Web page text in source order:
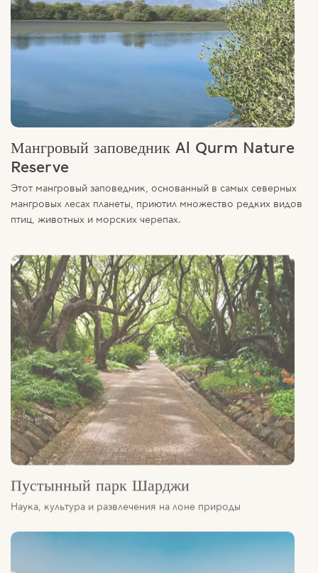
Мангровый заповедник Al Qurm Nature
Reserve
Этот мангровый заповедник, основанный в самых северных
птиц, животных и морских черепах.
Пустынный парк Шарджи
Наука, культура и развлечения на лоне природы